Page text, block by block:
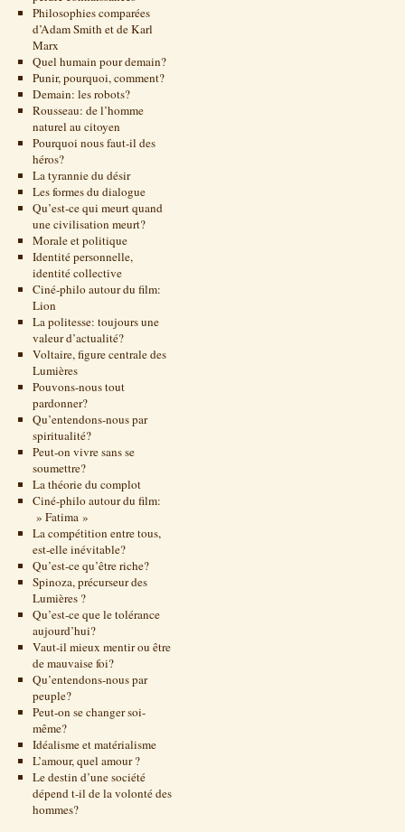
Philosophies comparées
d’Adam Smith et de Karl
Marx
Quel humain pour demain?
Punir, pourquoi, comment?
Demain: les robots?
Rousseau: de l’homme
naturel au citoyen
Pourquoi nous faut-il des
héros?
La tyrannie du désir
Les formes du dialogue
Qu’est-ce qui meurt quand
une civilisation meurt?
Morale et politique
Identité personnelle,
identité collective
Ciné-philo autour du film:
Lion
La politesse: toujours une
valeur d’actualité?
Voltaire, figure centrale des
Lumières
Pouvons-nous tout
pardonner?
Qu’entendons-nous par
spiritualité?
Peut-on vivre sans se
soumettre?
La théorie du complot
Ciné-philo autour du film:
» Fatima »
La compétition entre tous,
est-elle inévitable?
Qu’est-ce qu’être riche?
Spinoza, précurseur des
Lumières ?
Qu’est-ce que le tolérance
aujourd’hui?
Vaut-il mieux mentir ou être
de mauvaise foi?
Qu’entendons-nous par
peuple?
Peut-on se changer soi-
même?
Idéalisme et matérialisme
L’amour, quel amour ?
Le destin d’une société
dépend t-il de la volonté des
hommes?